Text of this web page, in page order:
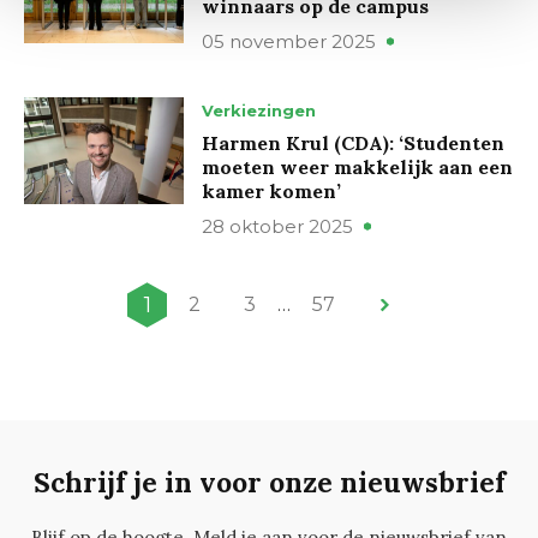
winnaars op de campus
05 november 2025
Verkiezingen
Harmen Krul (CDA): ‘Studenten
moeten weer makkelijk aan een
kamer komen’
28 oktober 2025
1 2 3 … 57
Schrijf je in voor onze nieuwsbrief